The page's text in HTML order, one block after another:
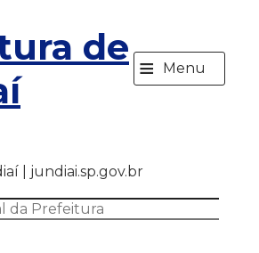
de ≡ Menu
| jundiai.sp.gov.br